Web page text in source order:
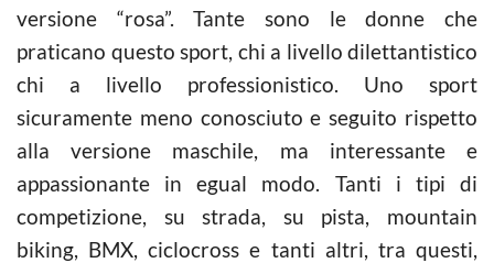
versione “rosa”. Tante sono le donne che
praticano questo sport, chi a livello dilettantistico
chi a livello professionistico. Uno sport
sicuramente meno conosciuto e seguito rispetto
alla versione maschile, ma interessante e
appassionante in egual modo. Tanti i tipi di
competizione, su strada, su pista, mountain
biking, BMX, ciclocross e tanti altri, tra questi,